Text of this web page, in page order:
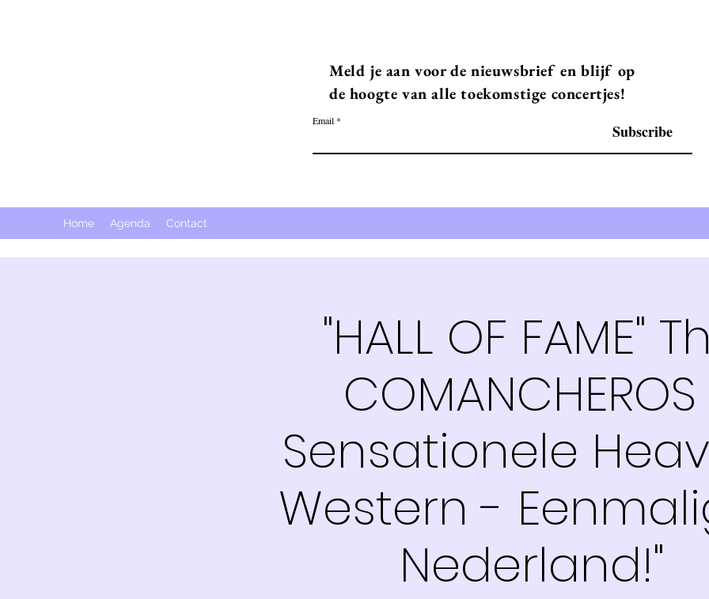
Meld je aan voor de nieuwsbrief en blijf op
de hoogte van alle toekomstige concertjes!
Email
Subscribe
Home Agenda Contact
"HALL OF FAME"
COMANCHEROS
Sensationele
Western -
Nederland!"